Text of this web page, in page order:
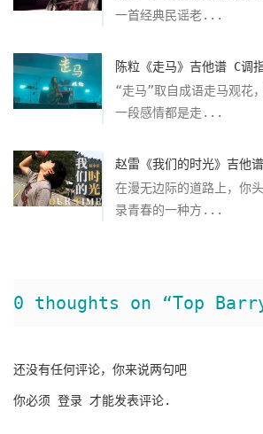
一首经典民谣老...
陈粒《走马》吉他谱 C调
“走马”取自成语走马观花
一段感情都是走...
赵雷《我们的时光》吉他
在漫无边际的道路上，你
录青春的一种方...
还没有任何评论，你来说两句吧
你必须 登录 才能发表评论.